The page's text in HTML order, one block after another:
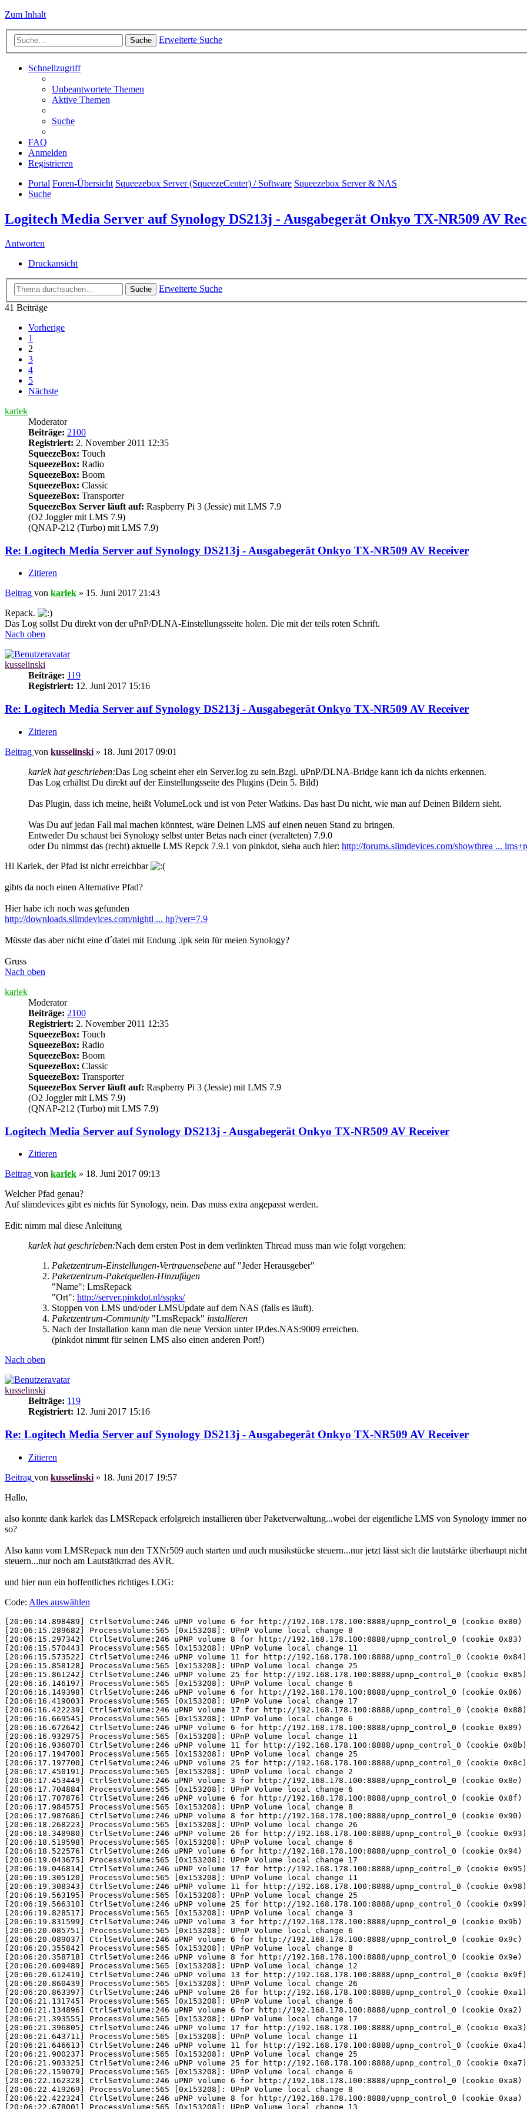
Zum Inhalt
Suche Erweiterte Suche
Schnellzugriff
Unbeantwortete Themen
Aktive Themen
Suche
FAQ
Anmelden
Registrieren
Portal Foren-Übersicht Squeezebox Server (SqueezeCenter) / Software Squeezebox Server & NAS
Suche
Logitech Media Server auf Synology DS213j - Ausgabegerät Onkyo TX-NR509 AV
Antworten
Druckansicht
Suche
Erweiterte Suche
41 Beiträge
Vorherige
1
2
3
4
5
Nächste
karlek
Moderator
Beiträge: 2100
Registriert: 2. November 2011 12:35
SqueezeBox: Touch
SqueezeBox: Radio
SqueezeBox: Boom
SqueezeBox: Classic
SqueezeBox: Transporter
SqueezeBox Server läuft auf: Raspberry Pi 3 (Jessie) mit LMS 7.9
(O2 Joggler mit LMS 7.9)
(QNAP-212 (Turbo) mit LMS 7.9)
Re: Logitech Media Server auf Synology DS213j - Ausgabegerät Onkyo TX-NR509 AV Receiver
Zitieren
Beitrag von karlek » 15. Juni 2017 21:43
Repack.
Das Log sollst Du direkt von der uPnP/DLNA-Einstellungsseite holen. Die mit der teils roten Schrift.
Nach oben
kusselinski
Beiträge: 119
Registriert: 12. Juni 2017 15:16
Re: Logitech Media Server auf Synology DS213j - Ausgabegerät Onkyo TX-NR509 AV Receiver
Zitieren
Beitrag von kusselinski » 18. Juni 2017 09:01
karlek hat geschrieben:Das Log scheint eher ein Server.log zu sein.Bzgl. uPnP/DLNA-Bridge kann ich da nichts erkennen.
Das Log erhältst Du direkt auf der Einstellungsseite des Plugins (Dein 5. Bild)
Das Plugin, dass ich meine, heißt VolumeLock und ist von Peter Watkins. Das hast Du nicht, wie man auf Deinen Bildern sieht.
Was Du auf jedan Fall mal machen könntest, wäre Deinen LMS auf einen neuen Stand zu bringen.
Entweder Du schaust bei Synology selbst unter Betas nach einer (veralteten) 7.9.0
oder Du nimmst das (recht) aktuelle LMS Repck 7.9.1 von pinkdot, sieha auch hier: http://forums.slimdevices.com/showthrea ...
Hi Karlek, der Pfad ist nicht erreichbar
gibts da noch einen Alternative Pfad?
Hier habe ich noch was gefunden
http://downloads.slimdevices.com/nightl ... hp?ver=7.9
Müsste das aber nicht eine d´datei mit Endung .ipk sein für meien Synology?
Gruss
Nach oben
karlek
Moderator
Beiträge: 2100
Registriert: 2. November 2011 12:35
SqueezeBox: Touch
SqueezeBox: Radio
SqueezeBox: Boom
SqueezeBox: Classic
SqueezeBox: Transporter
SqueezeBox Server läuft auf: Raspberry Pi 3 (Jessie) mit LMS 7.9
(O2 Joggler mit LMS 7.9)
(QNAP-212 (Turbo) mit LMS 7.9)
Logitech Media Server auf Synology DS213j - Ausgabegerät Onkyo TX-NR509 AV Receiver
Zitieren
Beitrag von karlek » 18. Juni 2017 09:13
Welcher Pfad genau?
Auf slimdevices gibt es nichts für Synology, nein. Das muss extra angepasst werden.
Edit: nimm mal diese Anleitung
karlek hat geschrieben:Nach dem ersten Post in dem verlinkten Thread muss man wie folgt vorgehen:
Paketzentrum-Einstellungen-Vertrauensebene auf "Jeder Herausgeber"
Paketzentrum-Paketquellen-Hinzufügen
"Name": LmsRepack
"Ort": http://server.pinkdot.nl/sspks/
Stoppen von LMS und/oder LMSUpdate auf dem NAS (falls es läuft).
Paketzentrum-Community "LmsRepack" installieren
Nach der Installation kann man die neue Version unter IP.des.NAS:9009 erreichen.
(pinkdot nimmt für seinen LMS also einen anderen Port!)
Nach oben
kusselinski
Beiträge: 119
Registriert: 12. Juni 2017 15:16
Re: Logitech Media Server auf Synology DS213j - Ausgabegerät Onkyo TX-NR509 AV Receiver
Zitieren
Beitrag von kusselinski » 18. Juni 2017 19:57
Hallo,
also konnte dank karlek das LMSRepack erfolgreich installieren über Paketverwaltung...wobei der eigentliche LMS von Synology immer
so?
Also kann vom LMSRepack nun den TXNr509 auch starten und auch musikstücke steuern...nur jetzt lässt sich die lautstärke überhaupt
steuern...nur noch am Lautstätkrrad des AVR.
und hier nun ein hoffentliches richtiges LOG:
Code: Alles auswählen
[20:06:14.898489] CtrlSetVolume:246 uPNP volume 6 for http://192.168.178.100:8888/upnp_control_0 (cookie 0x80)
[20:06:15.289682] ProcessVolume:565 [0x153208]: UPnP Volume local change 8
[20:06:15.297342] CtrlSetVolume:246 uPNP volume 8 for http://192.168.178.100:8888/upnp_control_0 (cookie 0x83)
[20:06:15.570443] ProcessVolume:565 [0x153208]: UPnP Volume local change 11
[20:06:15.573522] CtrlSetVolume:246 uPNP volume 11 for http://192.168.178.100:8888/upnp_control_0 (cookie 0x84)
[20:06:15.858128] ProcessVolume:565 [0x153208]: UPnP Volume local change 25
[20:06:15.861242] CtrlSetVolume:246 uPNP volume 25 for http://192.168.178.100:8888/upnp_control_0 (cookie 0x85)
[20:06:16.146197] ProcessVolume:565 [0x153208]: UPnP Volume local change 6
[20:06:16.149398] CtrlSetVolume:246 uPNP volume 6 for http://192.168.178.100:8888/upnp_control_0 (cookie 0x86)
[20:06:16.419003] ProcessVolume:565 [0x153208]: UPnP Volume local change 17
[20:06:16.422239] CtrlSetVolume:246 uPNP volume 17 for http://192.168.178.100:8888/upnp_control_0 (cookie 0x88)
[20:06:16.669545] ProcessVolume:565 [0x153208]: UPnP Volume local change 6
[20:06:16.672642] CtrlSetVolume:246 uPNP volume 6 for http://192.168.178.100:8888/upnp_control_0 (cookie 0x89)
[20:06:16.932975] ProcessVolume:565 [0x153208]: UPnP Volume local change 11
[20:06:16.936070] CtrlSetVolume:246 uPNP volume 11 for http://192.168.178.100:8888/upnp_control_0 (cookie 0x8b)
[20:06:17.194700] ProcessVolume:565 [0x153208]: UPnP Volume local change 25
[20:06:17.197700] CtrlSetVolume:246 uPNP volume 25 for http://192.168.178.100:8888/upnp_control_0 (cookie 0x8c)
[20:06:17.450191] ProcessVolume:565 [0x153208]: UPnP Volume local change 2
[20:06:17.453449] CtrlSetVolume:246 uPNP volume 3 for http://192.168.178.100:8888/upnp_control_0 (cookie 0x8e)
[20:06:17.704884] ProcessVolume:565 [0x153208]: UPnP Volume local change 6
[20:06:17.707876] CtrlSetVolume:246 uPNP volume 6 for http://192.168.178.100:8888/upnp_control_0 (cookie 0x8f)
[20:06:17.984575] ProcessVolume:565 [0x153208]: UPnP Volume local change 8
[20:06:17.987686] CtrlSetVolume:246 uPNP volume 8 for http://192.168.178.100:8888/upnp_control_0 (cookie 0x90)
[20:06:18.268223] ProcessVolume:565 [0x153208]: UPnP Volume local change 26
[20:06:18.348980] CtrlSetVolume:246 uPNP volume 26 for http://192.168.178.100:8888/upnp_control_0 (cookie 0x93)
[20:06:18.519598] ProcessVolume:565 [0x153208]: UPnP Volume local change 6
[20:06:18.522576] CtrlSetVolume:246 uPNP volume 6 for http://192.168.178.100:8888/upnp_control_0 (cookie 0x94)
[20:06:19.043675] ProcessVolume:565 [0x153208]: UPnP Volume local change 17
[20:06:19.046814] CtrlSetVolume:246 uPNP volume 17 for http://192.168.178.100:8888/upnp_control_0 (cookie 0x95)
[20:06:19.305120] ProcessVolume:565 [0x153208]: UPnP Volume local change 11
[20:06:19.308343] CtrlSetVolume:246 uPNP volume 11 for http://192.168.178.100:8888/upnp_control_0 (cookie 0x98)
[20:06:19.563195] ProcessVolume:565 [0x153208]: UPnP Volume local change 25
[20:06:19.566310] CtrlSetVolume:246 uPNP volume 25 for http://192.168.178.100:8888/upnp_control_0 (cookie 0x99)
[20:06:19.828517] ProcessVolume:565 [0x153208]: UPnP Volume local change 3
[20:06:19.831599] CtrlSetVolume:246 uPNP volume 3 for http://192.168.178.100:8888/upnp_control_0 (cookie 0x9b)
[20:06:20.085751] ProcessVolume:565 [0x153208]: UPnP Volume local change 6
[20:06:20.089037] CtrlSetVolume:246 uPNP volume 6 for http://192.168.178.100:8888/upnp_control_0 (cookie 0x9c)
[20:06:20.355842] ProcessVolume:565 [0x153208]: UPnP Volume local change 8
[20:06:20.358718] CtrlSetVolume:246 uPNP volume 8 for http://192.168.178.100:8888/upnp_control_0 (cookie 0x9e)
[20:06:20.609489] ProcessVolume:565 [0x153208]: UPnP Volume local change 12
[20:06:20.612419] CtrlSetVolume:246 uPNP volume 13 for http://192.168.178.100:8888/upnp_control_0 (cookie 0x9f)
[20:06:20.860439] ProcessVolume:565 [0x153208]: UPnP Volume local change 26
[20:06:20.863397] CtrlSetVolume:246 uPNP volume 26 for http://192.168.178.100:8888/upnp_control_0 (cookie 0xa1)
[20:06:21.131745] ProcessVolume:565 [0x153208]: UPnP Volume local change 6
[20:06:21.134896] CtrlSetVolume:246 uPNP volume 6 for http://192.168.178.100:8888/upnp_control_0 (cookie 0xa2)
[20:06:21.393555] ProcessVolume:565 [0x153208]: UPnP Volume local change 17
[20:06:21.396805] CtrlSetVolume:246 uPNP volume 17 for http://192.168.178.100:8888/upnp_control_0 (cookie 0xa3)
[20:06:21.643711] ProcessVolume:565 [0x153208]: UPnP Volume local change 11
[20:06:21.646613] CtrlSetVolume:246 uPNP volume 11 for http://192.168.178.100:8888/upnp_control_0 (cookie 0xa4)
[20:06:21.900237] ProcessVolume:565 [0x153208]: UPnP Volume local change 25
[20:06:21.903325] CtrlSetVolume:246 uPNP volume 25 for http://192.168.178.100:8888/upnp_control_0 (cookie 0xa7)
[20:06:22.159079] ProcessVolume:565 [0x153208]: UPnP Volume local change 6
[20:06:22.162328] CtrlSetVolume:246 uPNP volume 6 for http://192.168.178.100:8888/upnp_control_0 (cookie 0xa8)
[20:06:22.419269] ProcessVolume:565 [0x153208]: UPnP Volume local change 8
[20:06:22.422324] CtrlSetVolume:246 uPNP volume 8 for http://192.168.178.100:8888/upnp_control_0 (cookie 0xaa)
[20:06:22.678001] ProcessVolume:565 [0x153208]: UPnP Volume local change 13
[20:06:22.681309] CtrlSetVolume:246 uPNP volume 13 for http://192.168.178.100:8888/upnp_control_0 (cookie 0xab)
[20:06:22.952832] ProcessVolume:565 [0x153208]: UPnP Volume local change 3
[20:06:22.955829] CtrlSetVolume:246 uPNP volume 3 for http://192.168.178.100:8888/upnp_control_0 (cookie 0xad)
[20:06:23.478064] ProcessVolume:565 [0x153208]: UPnP Volume local change 26
[20:06:23.481149] CtrlSetVolume:246 uPNP volume 26 for http://192.168.178.100:8888/upnp_control_0 (cookie 0xaf)
[20:06:23.738960] ProcessVolume:565 [0x153208]: UPnP Volume local change 6
[20:06:23.742434] CtrlSetVolume:246 uPNP volume 6 for http://192.168.178.100:8888/upnp_control_0 (cookie 0xb0)
[20:06:23.996055] ProcessVolume:565 [0x153208]: UPnP Volume local change 17
[20:06:23.999175] CtrlSetVolume:246 uPNP volume 17 for http://192.168.178.100:8888/upnp_control_0 (cookie 0xb2)
[20:06:24.261226] ProcessVolume:565 [0x153208]: UPnP Volume local change 11
[20:06:24.264731] CtrlSetVolume:246 uPNP volume 11 for http://192.168.178.100:8888/upnp_control_0 (cookie 0xb4)
[20:06:24.521596] ProcessVolume:565 [0x153208]: UPnP Volume local change 25
[20:06:24.525124] CtrlSetVolume:246 uPNP volume 25 for http://192.168.178.100:8888/upnp_control_0 (cookie 0xb5)
[20:06:24.789364] ProcessVolume:565 [0x153208]: UPnP Volume local change 6
[20:06:24.792425] CtrlSetVolume:246 uPNP volume 6 for http://192.168.178.100:8888/upnp_control_0 (cookie 0xb6)
[20:06:25.039703] ProcessVolume:565 [0x153208]: UPnP Volume local change 8
[20:06:25.042727] CtrlSetVolume:246 uPNP volume 8 for http://192.168.178.100:8888/upnp_control_0 (cookie 0xb7)
[20:06:25.298038] ProcessVolume:565 [0x153208]: UPnP Volume local change 13
[20:06:25.300988] CtrlSetVolume:246 uPNP volume 13 for http://192.168.178.100:8888/upnp_control_0 (cookie 0xba)
)
[20:08:19.775808] ProcessVolume:565 [0x153208]: UPnP Volume local change 18
[20:08:19.778842] CtrlSetVolume:246 uPNP volume 18 for http://192.168.178.100:8888/upnp_control_0 (cookie 0x315)
[20:08:20.118382] ProcessVolume:565 [0x153208]: UPnP Volume local change 22
[20:08:20.121366] CtrlSetVolume:246 uPNP volume 22 for http://192.168.178.100:8888/upnp_control_0 (cookie 0x316)
[20:08:20.395942] ProcessVolume:565 [0x153208]: UPnP Volume local change 6
[20:08:20.398918] CtrlSetVolume:246 uPNP volume 6 for http://192.168.178.100:8888/upnp_control_0 (cookie 0x318)
[20:08:20.658803] sq_read:980 [0xf5be0]: read 1048576 (a:1048576 r:1048576 w:1200)
[20:08:20.676324] ProcessVolume:565 [0x153208]: UPnP Volume local change 23
[20:08:20.681754] CtrlSetVolume:246 uPNP volume 23 for http://192.168.178.100:8888/upnp_control_0 (cookie 0x319)
[20:08:20.931825] ProcessVolume:565 [0x153208]: UPnP Volume local change 17
[20:08:20.935312] CtrlSetVolume:246 uPNP volume 17 for http://192.168.178.100:8888/upnp_control_0 (cookie 0x31b)
[20:08:21.194340] ProcessVolume:565 [0x153208]: UPnP Volume local change 25
[20:08:21.236142] CtrlSetVolume:246 uPNP volume 25 for http://192.168.178.100:8888/upnp_control_0 (cookie 0x31c)
[20:08:21.466430] ProcessVolume:565 [0x153208]: UPnP Volume local change 3
[20:08:21.470254] CtrlSetVolume:246 uPNP volume 3 for http://192.168.178.100:8888/upnp_control_0 (cookie 0x31e)
[20:08:22.004500] ProcessVolume:565 [0x153208]: UPnP Volume local change 26
[20:08:22.009008] CtrlSetVolume:246 uPNP volume 26 for http://192.168.178.100:8888/upnp_control_0 (cookie 0x320)
[20:08:22.277686] ProcessVolume:565 [0x153208]: UPnP Volume local change 3
[20:08:22.281632] CtrlSetVolume:246 uPNP volume 3 for http://192.168.178.100:8888/upnp_control_0 (cookie 0x321)
[20:08:22.628252] ProcessVolume:565 [0x153208]: UPnP Volume local change 6
[20:08:22.631302] CtrlSetVolume:246 uPNP volume 6 for http://192.168.178.100:8888/upnp_control_0 (cookie 0x323)
[20:08:22.904947] ProcessVolume:565 [0x153208]: UPnP Volume local change 3
[20:08:22.907961] CtrlSetVolume:246 uPNP volume 3 for http://192.168.178.100:8888/upnp_control_0 (cookie 0x325)
[20:08:23.165962] ProcessVolume:565 [0x153208]: UPnP Volume local change 1
[20:08:23.433215] ProcessVolume:565 [0x153208]: UPnP Volume local change 39
[20:08:23.436413] CtrlSetVolume:246 uPNP volume 39 for http://192.168.178.100:8888/upnp_control_0 (cookie 0x327)
[20:08:23.749721] ProcessVolume:565 [0x153208]: UPnP Volume local change 6
[20:08:23.752662] CtrlSetVolume:246 uPNP volume 6 for http://192.168.178.100:8888/upnp_control_0 (cookie 0x328)
[20:08:24.020637] ProcessVolume:565 [0x153208]: UPnP Volume local change 8
[20:08:24.024104] CtrlSetVolume:246 uPNP volume 8 for http://192.168.178.100:8888/upnp_control_0 (cookie 0x32b)
[20:08:24.288979] ProcessVolume:565 [0x153208]: UPnP Volume local change 3
[20:08:24.292116] CtrlSetVolume:246 uPNP volume 3 for http://192.168.178.100:8888/upnp_control_0 (co